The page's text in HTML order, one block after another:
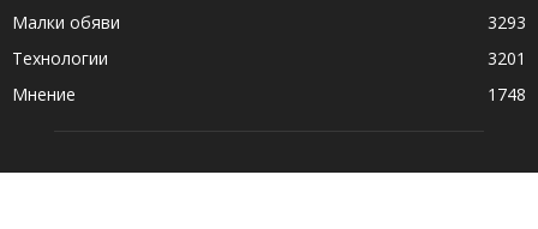
Малки обяви
3293
Технологии
3201
Мнение
1748